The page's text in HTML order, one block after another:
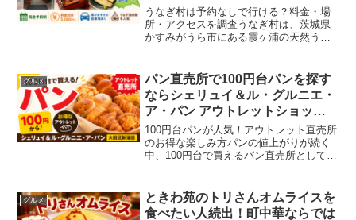
介】
うなぎ村は予約なしで行ける？料金・場
所・アクセスを調査うなぎ村は、茨城県
かすみがうら市にある霞ヶ浦の天然うな
城プレゼン&伝説の食品スター企業（放送
日：2026年7月...
グルメ
パン直売所で100円台パンを探す
ならシェリュイ＆ル・グルニエ・
ア・パン アウトレットショッ
プ！新蒲田で人気の理由と狙い目
時間【めざましテレビで話題】
100円台パンが人気！アウトレット直売所
のお得な楽しみ方パンの値上がりが続く
中、100円台で買えるパン直売所として注
プです。クロワッサンや惣菜パン、菓子
パンなどをお得...
グルメ
ときわ苑のトリさんオムライスを
食べたい人続出！町中華ならでは